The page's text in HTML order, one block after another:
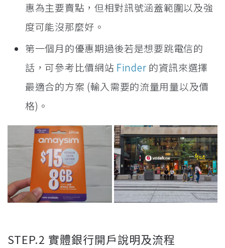
惠為主要賣點，但相對訊號涵蓋範圍以及強
度可能沒那麼好。
第一個月的優惠期過後若是想要跳電信的
話，可參考比價網站 Finder 的資訊來選擇
最適合的方案 (輸入需要的流量用量以及價
格)。
STEP.2 實體銀行開戶說明及流程